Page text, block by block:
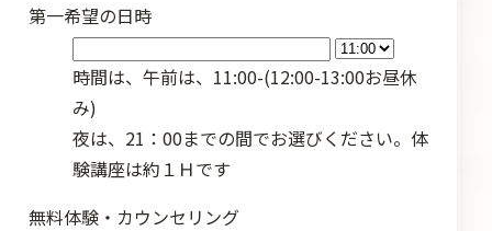
第一希望の日時
時間は、午前は、11:00-(12:00-13:00お昼休
み)
夜は、21：00までの間でお選びください。体
験講座は約１Ｈです
無料体験・カウンセリング